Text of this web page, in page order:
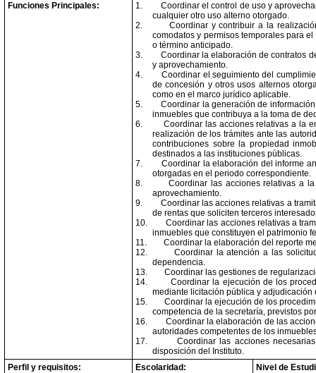
Funciones Principales:
1.
Coordinar el control de uso y
cualquier otro uso alterno otorgado.
2.
Coordinar y contribuir a la
comodatos y permisos temporales para
o término anticipado.
3.
Coordinar la elaboración de contratos
y aprovechamiento.
4.
Coordinar el seguimiento del
de concesión y otros usos alternos
como en el marco jurídico aplicable.
5.
Coordinar la generación de
inmuebles que contribuya a la toma de
6.
Coordinar las acciones relativas a la
realización de los trámites ante las
contribuciones sobre la propiedad
destinados a las instituciones públicas.
7.
Coordinar la elaboración del informe
otorgadas en el periodo correspondiente.
8.
Coordinar las acciones relativas a
aprovechamiento.
9.
Coordinar las acciones relativas a
de rentas que soliciten terceros
10.
Coordinar las acciones relativas a
inmuebles que constituyen el patrimonio
11.
Coordinar la elaboración del reporte
12.
Coordinar la atención a las
dependencia.
13.
Coordinar las gestiones de
14.
Coordinar la ejecución de los
mediante licitación pública y adjudicación
15.
Coordinar la ejecución de los
competencia de la secretaría, previstos
16.
Coordinar la elaboración de las
autoridades competentes de los
17.
Coordinar las acciones
disposición del Instituto.
Perfil y requisitos:
Escolaridad:
Nivel de